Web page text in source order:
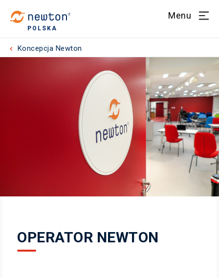
POLSKA
Menu
Koncepcja Newton
OPERATOR NEWTON